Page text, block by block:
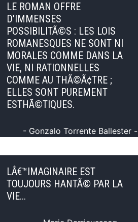
LE ROMAN OFFRE
D'IMMENSES
POSSIBILITÃ©S : LES LOIS
ROMANESQUES NE SONT NI
MORALES COMME DANS LA
VIE, NI RATIONNELLES
COMME AU THÃ©Ã¢TRE ;
ELLES SONT PUREMENT
ESTHÃ©TIQUES.
- Gonzalo Torrente Ballester -
LÂ€™IMAGINAIRE EST
TOUJOURS HANTÃ© PAR LA
VIE...